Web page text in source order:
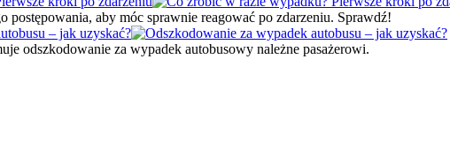
postępowania, aby móc sprawnie reagować po zdarzeniu. Sprawdź!
– jak uzyskać?
odszkodowanie za wypadek autobusowy należne pasażerowi.